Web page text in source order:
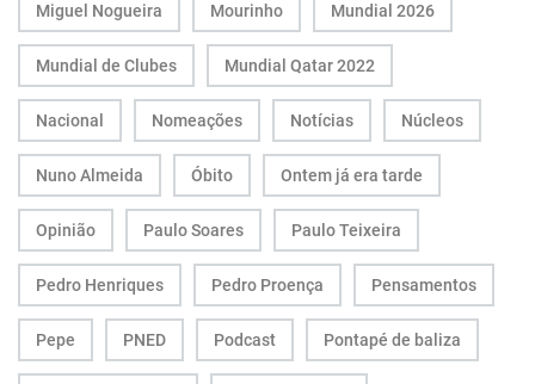
Miguel Nogueira Mourinho Mundial 2026
Mundial de Clubes Mundial Qatar 2022
Nacional Nomeações Notícias Núcleos
Nuno Almeida Óbito Ontem já era tarde
Opinião Paulo Soares Paulo Teixeira
Pedro Henriques Pedro Proença Pensamentos
Pepe PNED Podcast Pontapé de baliza